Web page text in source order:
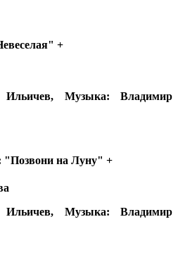
+
Музыка: Владимир
на Луну" +
Музыка: Владимир